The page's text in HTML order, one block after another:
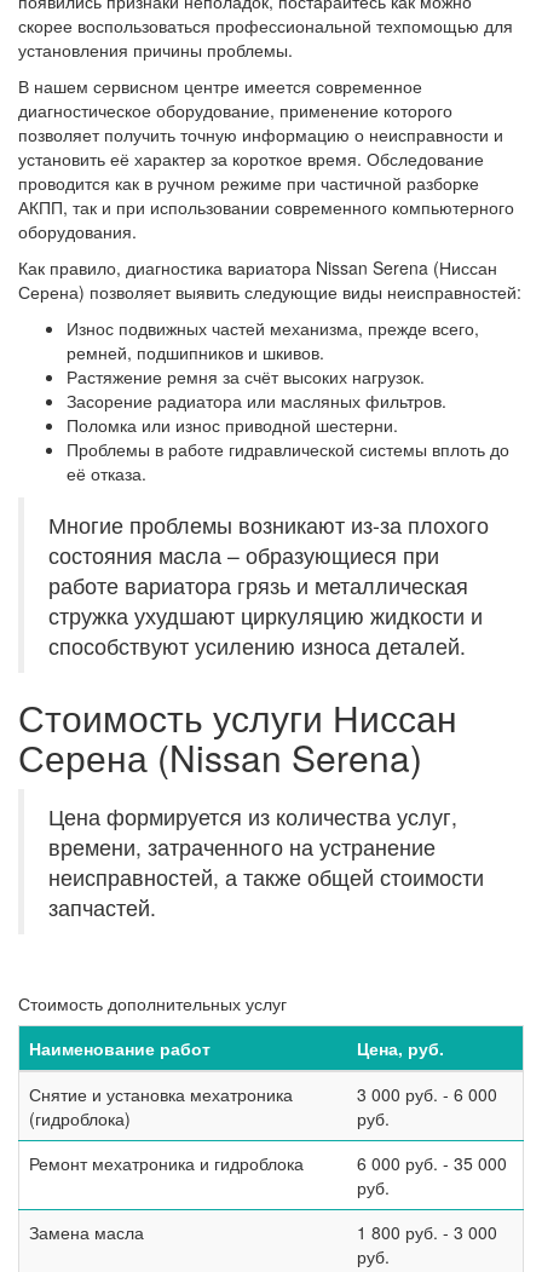
скорее воспользоваться профессиональной техпомощью для
установления причины проблемы.
В нашем сервисном центре имеется современное
диагностическое оборудование, применение которого
позволяет получить точную информацию о неисправности и
установить её характер за короткое время. Обследование
проводится как в ручном режиме при частичной разборке
АКПП, так и при использовании современного компьютерного
оборудования.
Как правило, диагностика вариатора Nissan Serena (Ниссан
Серена) позволяет выявить следующие виды неисправностей:
Износ подвижных частей механизма, прежде всего,
ремней, подшипников и шкивов.
Растяжение ремня за счёт высоких нагрузок.
Засорение радиатора или масляных фильтров.
Поломка или износ приводной шестерни.
Проблемы в работе гидравлической системы вплоть до
её отказа.
Многие проблемы возникают из-за плохого
состояния масла – образующиеся при
работе вариатора грязь и металлическая
стружка ухудшают циркуляцию жидкости и
способствуют усилению износа деталей.
Стоимость услуги Ниссан
Серена (Nissan Serena)
Цена формируется из количества услуг,
времени, затраченного на устранение
неисправностей, а также общей стоимости
запчастей.
Стоимость дополнительных услуг
Наименование работ
Цена, руб.
Снятие и установка мехатроника
(гидроблока)
3 000 руб. - 6 000
руб.
Ремонт мехатроника и гидроблока
6 000 руб. - 35 000
руб.
Замена масла
1 800 руб. - 3 000
руб.